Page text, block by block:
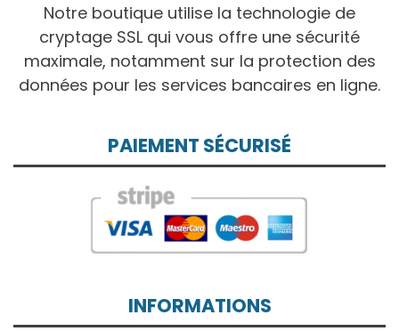
Notre boutique utilise la technologie de
cryptage SSL qui vous offre une sécurité
maximale, notamment sur la protection des
données pour les services bancaires en ligne.
PAIEMENT SÉCURISÉ
INFORMATIONS